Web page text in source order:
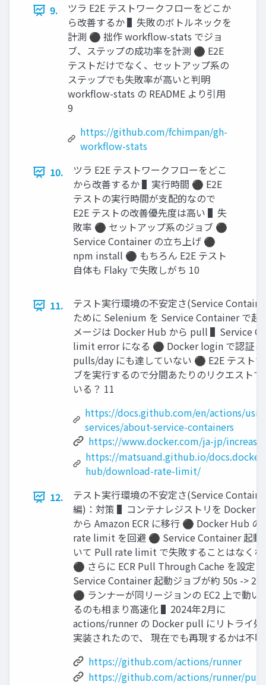
9.
ツラ E2E テストワークフローをどこか
ら改善するか ▌失敗のボトルネックを
計測 ⚫ 拙作 workflow-stats でジョ
ブ、ステップの成功率を計測 ⚫ E2E
テストだけでなく、セットアップ系の
ステップでも失敗率が高いと判明
workflow-stats の README より引用
9
https://github.com/fchimpan/gh-
workflow-stats
10.
ツラ E2E テストワークフローをどこ
から改善するか ▌実行時間 ⚫ E2E
テストの実行時間が支配的なので
E2E テストの改善優先度は高い ▌失
敗率 ⚫ セットアップ系のジョブ ⚫
Service Container の立ち上げ ⚫
npm install ⚫ もちろん E2E テスト
自体も Flaky で失敗しがち 10
11.
テスト実行環境の不安定さ(Service
ために Selenium を Service Container で
メージは Docker Hub から pull ▌Service
limit error になる ⚫ Docker login で認証し
pulls/day にも達していない ⚫ E2E テスト
ブを実行するので分間あたりのリクエスト
いる？ 11
https://docs.github.com/en/actions/
services/about-service-containers
https://www.docker.com/ja-jp/
https://matsuand.github.io/
hub/download-rate-limit/
12.
テスト実行環境の不安定さ(Service
編)：対策 ▌コンテナレジストリを Docker
から Amazon ECR に移行 ⚫ Docker Hub の
rate limit を回避 ⚫ Service Container 起動
いて Pull rate limit で失敗することはなくな
⚫ さらに ECR Pull Through Cache を設定
Service Container 起動ジョブが約 50s ->
⚫ ランナーが同リージョンの EC2 上で動い
るのも相まり高速化 ▌2024年2月に
actions/runner の Docker pull にリトライ処
実装されたので、 現在でも再現するかは不
https://github.com/actions/runner
https://github.com/actions/runner/